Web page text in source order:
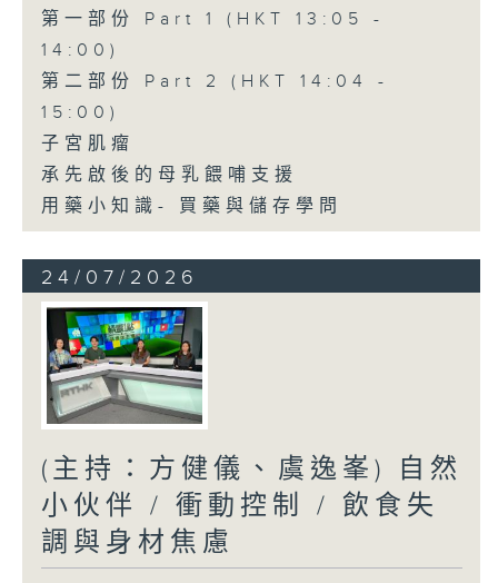
第一部份 Part 1 (HKT 13:05 -
14:00)
第二部份 Part 2 (HKT 14:04 -
15:00)
子宮肌瘤
承先啟後的母乳餵哺支援
用藥小知識- 買藥與儲存學問
24/07/2026
(主持：方健儀、虞逸峯) 自然
小伙伴 / 衝動控制 / 飲食失
調與身材焦慮